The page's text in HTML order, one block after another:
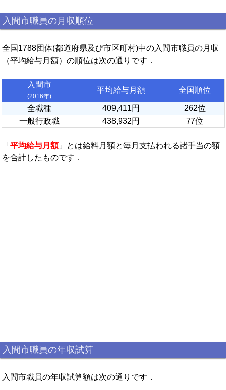
入間市職員の月収順位
全国1788団体(都道府県及び市区町村)中の入間市職員の月収
（平均給与月額）の順位は次の通りです．
入間市
(2016年)
平均給与月額 全国順位
全職種 409,411円
262位
一般行政職
438,932円 77位
「 平均給与月額」とは給料月額と毎月支払われる諸手当の額
を合計したものです．
入間市職員の年収試算
入間市職員の年収試算額は次の通りです．